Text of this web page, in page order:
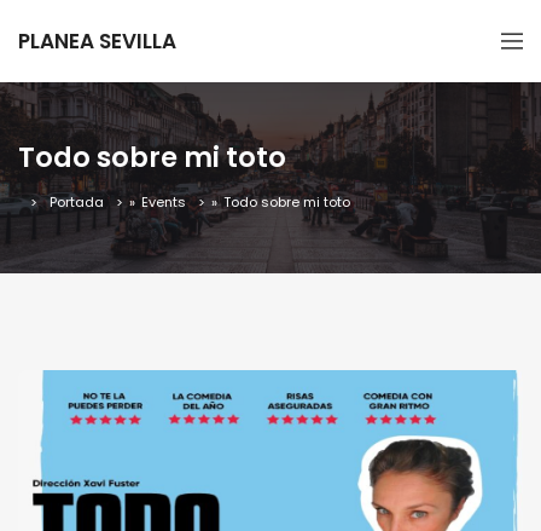
PLANEA SEVILLA
Todo sobre mi toto
Portada » Events » Todo sobre mi toto